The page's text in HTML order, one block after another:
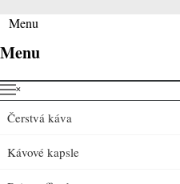
Menu
Menu
˟
Čerstvá káva
Kávové kapsle